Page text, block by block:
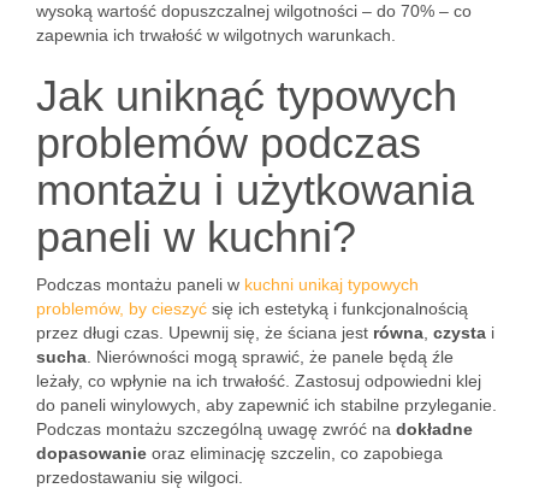
wysoką wartość dopuszczalnej wilgotności – do 70% – co
zapewnia ich trwałość w wilgotnych warunkach.
Jak uniknąć typowych
problemów podczas
montażu i użytkowania
paneli w kuchni?
Podczas montażu paneli w kuchni unikaj typowych
problemów, by cieszyć się ich estetyką i funkcjonalnością
przez długi czas. Upewnij się, że ściana jest równa czysta i
sucha . Nierówności mogą sprawić, że panele będą źle
leżały, co wpłynie na ich trwałość. Zastosuj odpowiedni klej
do paneli winylowych, aby zapewnić ich stabilne przyleganie.
Podczas montażu szczególną uwagę zwróć na dokładne
dopasowanie oraz eliminację szczelin, co zapobiega
przedostawaniu się wilgoci.